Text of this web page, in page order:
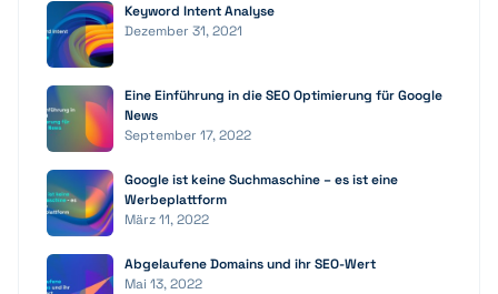
Keyword Intent Analyse
Dezember 31, 2021
Eine Einführung in die SEO Optimierung für Google
News
September 17, 2022
Google ist keine Suchmaschine – es ist eine
Werbeplattform
März 11, 2022
Abgelaufene Domains und ihr SEO-Wert
Mai 13, 2022